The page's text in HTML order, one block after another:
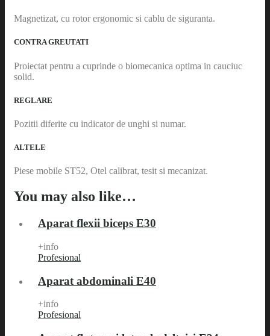
Magnetizat, cu rotor ergonomic si cablu de siguranta.
CONTRA GREUTATI
Proiectat pentru a cuprinde o biomecanica optima in cauciuc
solid.
REGLARE
Pozitii diferite cu indicator de unghi si numar.
ALTELE
Piese mobile ST52, Otel calibrat, tesit si mecanizat.
You may also like…
Aparat flexii biceps E30
+info
Profesional
Aparat abdominali E40
+info
Profesional